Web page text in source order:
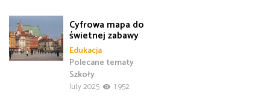
Cyfrowa mapa do
świetnej zabawy
Edukacja
Polecane tematy
Szkoły
luty 2025
1 952